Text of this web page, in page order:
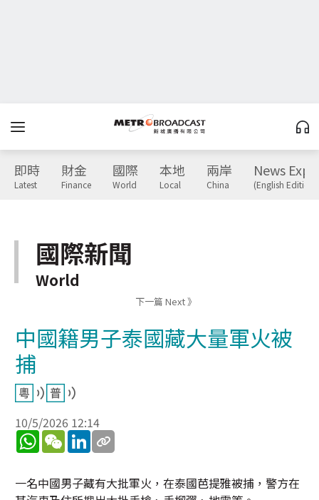
即時
Latest
財金
Finance
國際
World
本地
Local
兩岸
China
News
(English Edition)
國際新聞
World
下一篇 Next 》
中國籍男子泰國藏大量軍火被
捕
10/5/2026 12:14
WhatsApp
WeChatLinkedIn
一名中國男子藏有大批軍火，在泰國芭提雅被捕，警方在